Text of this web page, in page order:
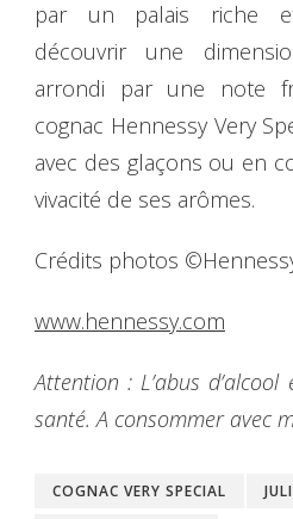
par un palais riche
découvrir une
arrondi par une note
cognac Hennessy Very
avec des glaçons ou en
vivacité de ses arômes.
Crédits photos
www.hennessy.com
Attention : L’abus
santé. A consommer avec
COGNAC VERY SPECIAL